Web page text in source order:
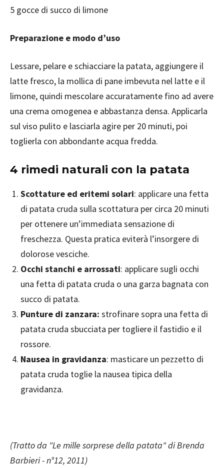
5 gocce di succo di limone
Preparazione e modo d’uso
Lessare, pelare e schiacciare la patata, aggiungere il
latte fresco, la mollica di pane imbevuta nel latte e il
limone, quindi mescolare accuratamente fino ad avere
una crema omogenea e abbastanza densa. Applicarla
sul viso pulito e lasciarla agire per 20 minuti, poi
toglierla con abbondante acqua fredda.
4 rimedi naturali con la patata
Scottature ed eritemi solari: applicare una fetta
di patata cruda sulla scottatura per circa 20 minuti
per ottenere un’immediata sensazione di
freschezza. Questa pratica eviterà l’insorgere di
dolorose vesciche.
Occhi stanchi e arrossati: applicare sugli occhi
una fetta di patata cruda o una garza bagnata con
succo di patata.
Punture di zanzara: strofinare sopra una fetta di
patata cruda sbucciata per togliere il fastidio e il
rossore.
Nausea in gravidanza: masticare un pezzetto di
patata cruda toglie la nausea tipica della
gravidanza.
(Tratto da "Le mille sorprese della patata" di Brenda
Barbieri - n°12, 2011)